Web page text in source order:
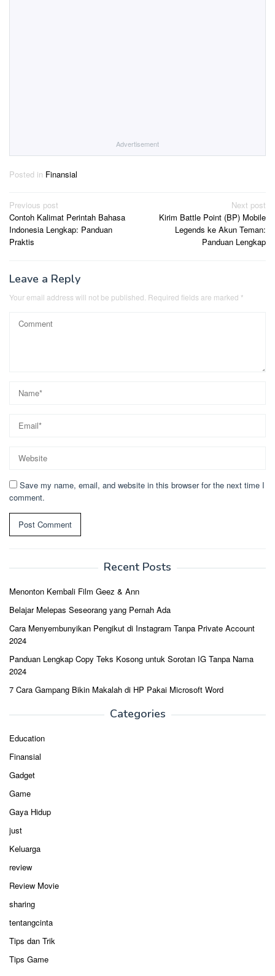
Advertisement
Posted in Finansial
Post
navigation
Previous post
Contoh Kalimat Perintah Bahasa
Indonesia Lengkap: Panduan
Praktis
Next post
Kirim Battle Point (BP) Mobile
Legends ke Akun Teman:
Panduan Lengkap
Leave a Reply
Your email address will not be published. Required fields are marked *
Save my name, email, and website in this browser for the next time I
comment.
Recent Posts
Menonton Kembali Film Geez & Ann
Belajar Melepas Seseorang yang Pernah Ada
Cara Menyembunyikan Pengikut di Instagram Tanpa Private Account
2024
Panduan Lengkap Copy Teks Kosong untuk Sorotan IG Tanpa Nama
2024
7 Cara Gampang Bikin Makalah di HP Pakai Microsoft Word
Categories
Education
Finansial
Gadget
Game
Gaya Hidup
just
Keluarga
review
Review Movie
sharing
tentangcinta
Tips dan Trik
Tips Game